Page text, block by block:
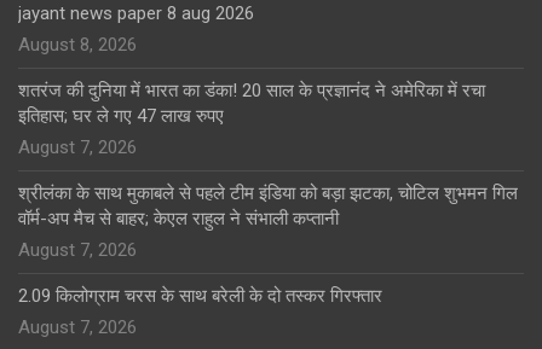
jayant news paper 8 aug 2026
August 8, 2026
शतरंज की दुनिया में भारत का डंका! 20 साल के प्रज्ञानंद ने अमेरिका में रचा
इतिहास; घर ले गए 47 लाख रुपए
August 7, 2026
श्रीलंका के साथ मुकाबले से पहले टीम इंडिया को बड़ा झटका, चोटिल शुभमन गिल
वॉर्म-अप मैच से बाहर; केएल राहुल ने संभाली कप्तानी
August 7, 2026
2.09 किलोग्राम चरस के साथ बरेली के दो तस्कर गिरफ्तार
August 7, 2026